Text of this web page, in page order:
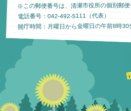
※この郵便番号は、清瀬市役所の個別郵便
電話番号：042-492-5111（代表）
開庁時間：月曜日から金曜日の午前8時